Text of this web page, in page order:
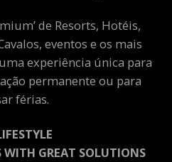
de Resorts, Hotéis,
eventos e os mais
experiência única para
permanente ou para
férias.
WITH GREAT SOLUTIONS